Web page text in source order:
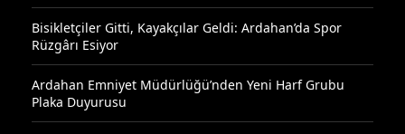
Bisikletçiler Gitti, Kayakçılar Geldi: Ardahan’da Spor
Rüzgârı Esiyor
Ardahan Emniyet Müdürlüğü’nden Yeni Harf Grubu
Plaka Duyurusu